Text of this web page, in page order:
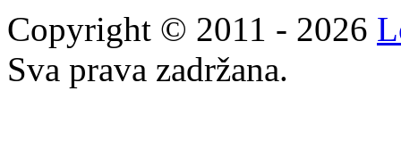
Copyright © 2011 - 2026
Sva prava zadržana.